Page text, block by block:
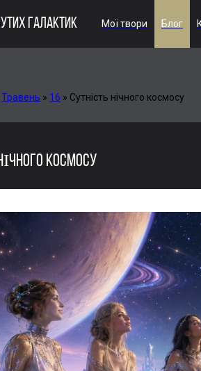
ГАЛАКТИК Мої твори Блог
Травень » 16 » Сутність нічного космосу
КОСМОСУ